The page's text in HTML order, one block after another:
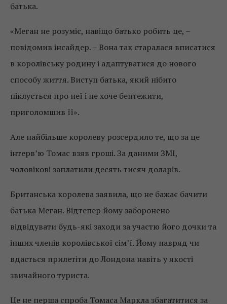
батька.
«Меган не розуміє, навіщо батько робить це, –
повідомив інсайдер. – Вона так старалася вписатися
в королівську родину і адаптуватися до нового
способу життя. Виступ батька, який нібито
піклується про неї і не хоче бентежити,
приголомшив її».
Але найбільше королеву розсердило те, що за це
інтерв’ю Томас взяв гроші. За даними ЗМІ,
чоловікові заплатили десять тисяч доларів.
Британська королева заявила, що не бажає бачити
батька Меган. Відтепер йому заборонено
відвідувати будь-які заходи за участю його дочки та
інших членів королівської сім’ї. Йому навряд чи
вдасться прилетіти до Лондона навіть у якості
звичайного туриста.
Це не перша спроба Томаса Маркла збагатитися за